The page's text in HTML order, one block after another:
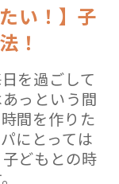
い！】子
！
を過ごして
っという間
間を作りた
にとっては
どもとの時